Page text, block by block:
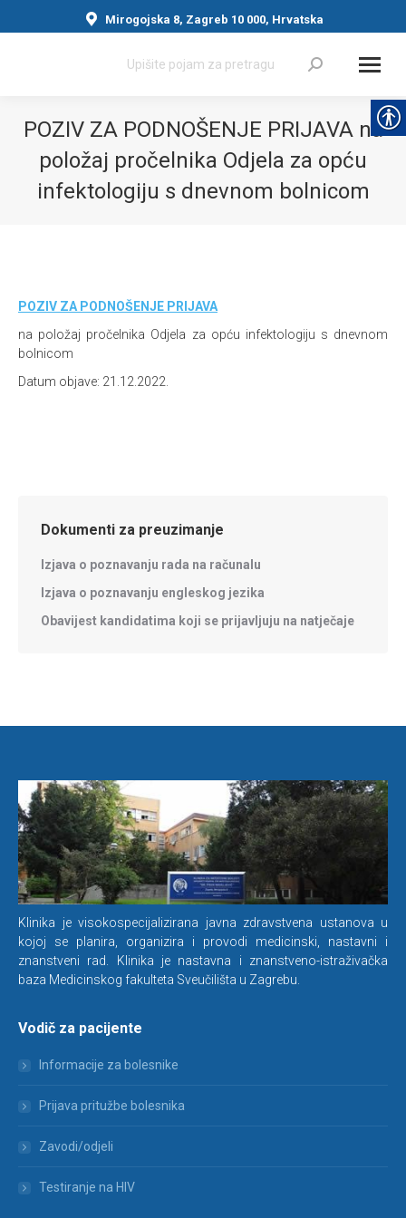
Mirogojska 8, Zagreb 10 000, Hrvatska
Search:
POZIV ZA PODNOŠENJE PRIJAVA na
položaj pročelnika Odjela za opću
infektologiju s dnevnom bolnicom
POZIV ZA PODNOŠENJE PRIJAVA
na položaj pročelnika Odjela za opću infektologiju s dnevnom
bolnicom
Datum objave: 21.12.2022.
Dokumenti za preuzimanje
Izjava o poznavanju rada na računalu
Izjava o poznavanju engleskog jezika
Obavijest kandidatima koji se prijavljuju na natječaje
Klinika je visokospecijalizirana javna zdravstvena ustanova u
kojoj se planira, organizira i provodi medicinski, nastavni i
znanstveni rad. Klinika je nastavna i znanstveno-istraživačka
baza Medicinskog fakulteta Sveučilišta u Zagrebu.
Vodič za pacijente
Informacije za bolesnike
Prijava pritužbe bolesnika
Zavodi/odjeli
Testiranje na HIV